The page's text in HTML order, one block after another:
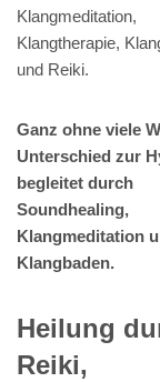
Klangmeditation,
Klangtherapie,
und Reiki.
Ganz ohne viele
Unterschied zur
begleitet durch
Soundhealing,
Klangmeditation
Klangbaden.
Heilung
Reiki,